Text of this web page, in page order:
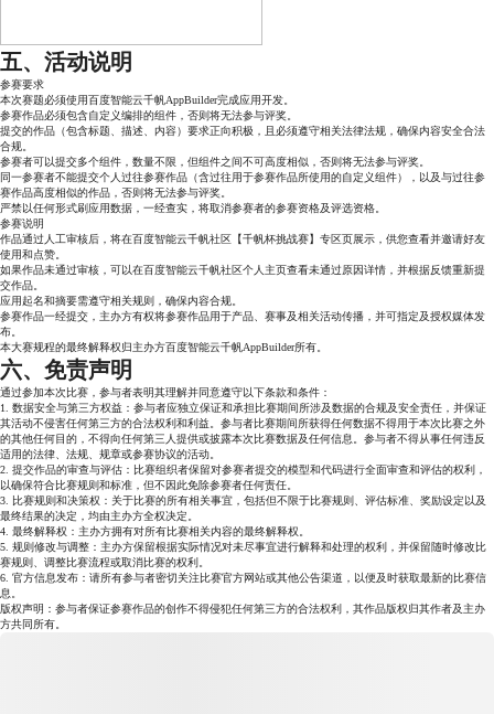
五、活动说明
参赛要求
本次赛题必须使用百度智能云千帆AppBuilder完成应用开发。
参赛作品必须包含自定义编排的组件 ，否则将无法参与评奖。
提交的作品（包含标题、描述、内容）要求正向积极，且必须遵守相关法律法规，确保内容安全合法
合规。
参赛者可以提交多个组件，数量不限， 但组件之间不可高度相似， 否则将无法参与评奖。
同一参赛者不能提交个人过往参赛作品（含过往用于参赛作品所使用的自定义组件），以及与过往参
赛作品高度相似的作品，否则将无法参与评奖。
严禁以任何形式刷应用数据 ，一经查实，将取消参赛者的参赛资格及评选资格。
参赛说明
作品通过人工审核后，将在百度智能云千帆社区 【千帆杯挑战赛】专区页展示，供您查看并邀请好友
使用和点赞。
如果作品未通过审核，可以在百度智能云千帆社区个人主页查看未通过原因详情，并根据反馈重新提
交作品。
应用起名和摘要需遵守相关规则，确保内容合规。
参赛作品一经提交，主办方有权将参赛作品用于产品、赛事及相关活动传播，并可指定及授权媒体发
布。
本大赛规程的最终解释权归主办方百度智能云千帆AppBuilder所有。
六、免责声明
通过参加本次比赛，参与者表明其理解并同意遵守以下条款和条件：
1. 数据安全与第三方权益：参与者应独立保证和承担比赛期间所涉及数据的合规及安全责任，并保证
其活动不侵害任何第三方的合法权利和利益。参与者比赛期间所获得任何数据不得用于本次比赛之外
的其他任何目的，不得向任何第三人提供或披露本次比赛数据及任何信息。参与者不得从事任何违反
适用的法律、法规、规章或参赛协议的活动。
2. 提交作品的审查与评估：比赛组织者保留对参赛者提交的模型和代码进行全面审查和评估的权利，
以确保符合比赛规则和标准，但不因此免除参赛者任何责任。
3. 比赛规则和决策权：关于比赛的所有相关事宜，包括但不限于比赛规则、评估标准、奖励设定以及
最终结果的决定，均由主办方全权决定。
4. 最终解释权：主办方拥有对所有比赛相关内容的最终解释权。
5. 规则修改与调整：主办方保留根据实际情况对未尽事宜进行解释和处理的权利，并保留随时修改比
赛规则、调整比赛流程或取消比赛的权利。
6. 官方信息发布：请所有参与者密切关注比赛官方网站或其他公告渠道，以便及时获取最新的比赛信
息。
版权声明：参与者保证参赛作品的创作不得侵犯任何第三方的合法权利，其作品版权归其作者及主办
方共同所有。